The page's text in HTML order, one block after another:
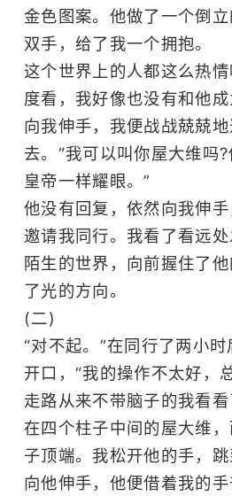
金色图案。他做了一个倒
双手，给了我一个拥抱。
这个世界上的人都这么热
度看，我好像也没有和他
向我伸手，我便战战兢兢
去。“我可以叫你屋大维吗
皇帝一样耀眼。”
他没有回复，依然向我伸
邀请我同行。我看了看远
陌生的世界，向前握住了
了光的方向。
(二)
“对不起。”在同行了两小
开口，“我的操作不太好，
走路从来不带脑子的我看
在四个柱子中间的屋大维
子顶端。我松开他的手，
向他伸手，他便借着我的手